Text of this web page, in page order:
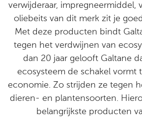
verwijderaar, impregneermiddel,
oliebeits van dit merk zit je
Met deze producten bindt
tegen het verdwijnen van
dan 20 jaar gelooft Galtane
ecosysteem de schakel vormt
economie. Zo strijden ze tegen
dieren- en plantensoorten.
belangrijkste producten